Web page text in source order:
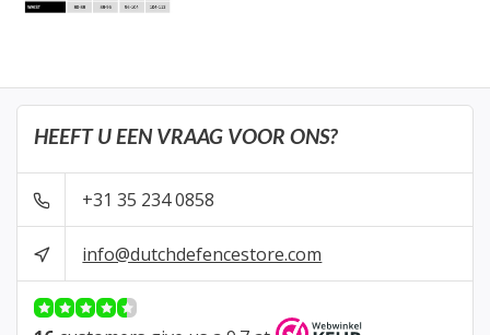
HEEFT U EEN VRAAG VOOR ONS?
+31 35 234 0858
info@dutchdefencestore.com